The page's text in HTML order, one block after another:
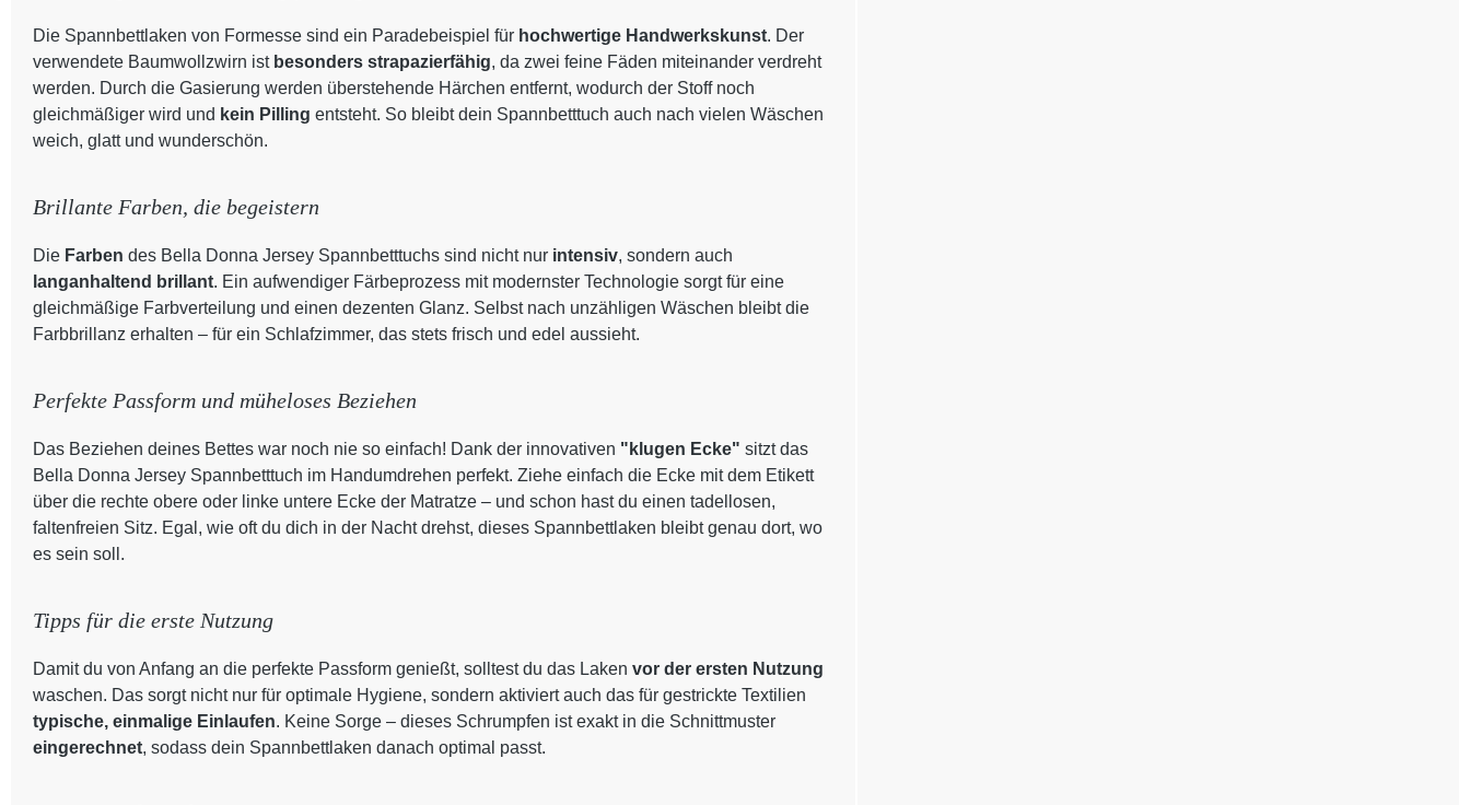
Die Spannbettlaken von Formesse sind ein Paradebeispiel für hochwertige Handwerkskunst. Der
verwendete Baumwollzwirn ist besonders strapazierfähig, da zwei feine Fäden miteinander verdreht
werden. Durch die Gasierung werden überstehende Härchen entfernt, wodurch der Stoff noch
gleichmäßiger wird und kein Pilling entsteht. So bleibt dein Spannbetttuch auch nach vielen Wäschen
weich, glatt und wunderschön.
Brillante Farben, die begeistern
Die Farben des Bella Donna Jersey Spannbetttuchs sind nicht nur intensiv, sondern auch
langanhaltend brillant. Ein aufwendiger Färbeprozess mit modernster Technologie sorgt für eine
gleichmäßige Farbverteilung und einen dezenten Glanz. Selbst nach unzähligen Wäschen bleibt die
Farbbrillanz erhalten – für ein Schlafzimmer, das stets frisch und edel aussieht.
Perfekte Passform und müheloses Beziehen
Das Beziehen deines Bettes war noch nie so einfach! Dank der innovativen "klugen Ecke" sitzt das
Bella Donna Jersey Spannbetttuch im Handumdrehen perfekt. Ziehe einfach die Ecke mit dem Etikett
über die rechte obere oder linke untere Ecke der Matratze – und schon hast du einen tadellosen,
faltenfreien Sitz. Egal, wie oft du dich in der Nacht drehst, dieses Spannbettlaken bleibt genau dort, wo
es sein soll.
Tipps für die erste Nutzung
Damit du von Anfang an die perfekte Passform genießt, solltest du das Laken vor der ersten Nutzung
waschen. Das sorgt nicht nur für optimale Hygiene, sondern aktiviert auch das für gestrickte Textilien
typische, einmalige Einlaufen. Keine Sorge – dieses Schrumpfen ist exakt in die Schnittmuster
eingerechnet, sodass dein Spannbettlaken danach optimal passt.